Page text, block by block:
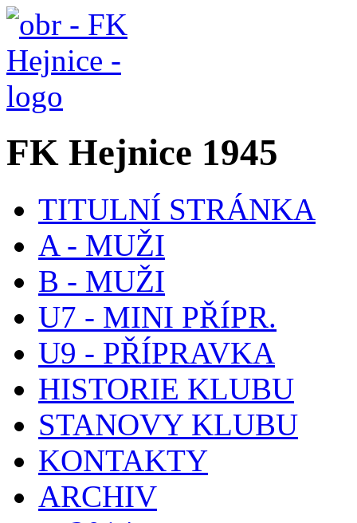
FK Hejnice 1945
TITULNÍ STRÁNKA
A - MUŽI
B - MUŽI
U7 - MINI PŘÍPR.
U9 - PŘÍPRAVKA
HISTORIE KLUBU
STANOVY KLUBU
KONTAKTY
ARCHIV